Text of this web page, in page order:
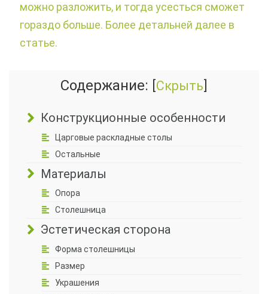
можно разложить, и тогда усесться сможет
гораздо больше. Более детальней далее в
статье.
Содержание: Скрыть
Конструкционные особенности
Царговые раскладные столы
Остальные
Материалы
Опора
Столешница
Эстетическая сторона
Форма столешницы
Размер
Украшения